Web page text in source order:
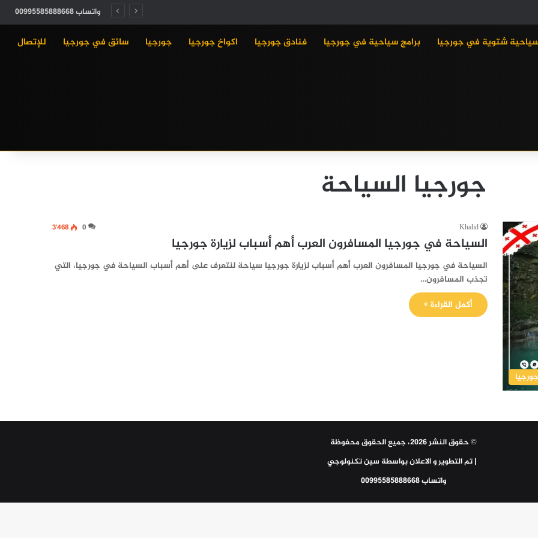
واتساب 00995585888668
شتوية في جورجيا برامج سياحية في جورجيا فنادق جورجيا اكواخ جورجيا جورجيا سائق في جورجيا للإتصال
جورجيا السياحة
جورجيا
Khalid
0 3٬468
السياحة في جورجيا المسافرون العرب أهم أسباب لزيارة جورجيا
السياحة في جورجيا المسافرون العرب أهم أسباب لزيارة جورجيا سياحة لنتعرف على أهم أسباب السياحة في جورجيا، التي
تجذب المسافرون…
أكمل القراءة »
© حقوق النشر 2026، جميع الحقوق محفوظة
| تم التطوير و الاعلان بواسطة سين تكنولوجي
واتساب 00995585888668